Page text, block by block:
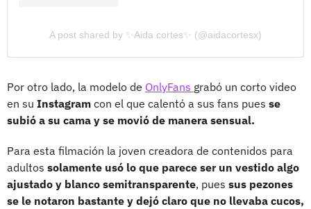
A post shared by ✨Aida cortes✨ (@aidacortesx)
Por otro lado, la modelo de OnlyFans grabó un corto video
en su Instagram con el que calentó a sus fans pues se
subió a su cama y se movió de manera sensual.
Para esta filmación la joven creadora de contenidos para
adultos solamente usó lo que parece ser un vestido algo
ajustado y blanco semitransparente, pues sus pezones
se le notaron bastante y dejó claro que no llevaba cucos,